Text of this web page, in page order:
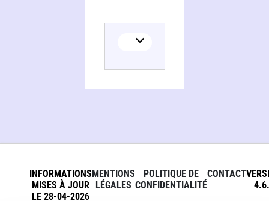
INFORMATIONS
MISES À JOUR
LE 28-04-2026
MENTIONS
LÉGALES
POLITIQUE DE
CONFIDENTIALITÉ
CONTACT